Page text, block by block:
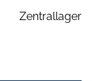
Zentrallager